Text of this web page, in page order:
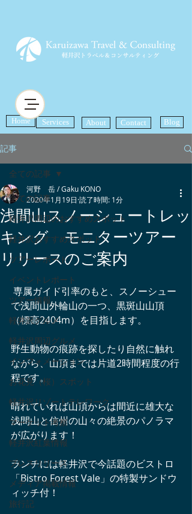
Home Services About Contact Blog
記事
全ての記事
軽井沢周辺のおすすめスポット
軽井沢おすすめスポット
ツアーレポート
イベントレポート
ツアー情報
軽井沢グルメ
軽井沢周辺グルメ
インフォメーション
お花見（桜）スポット
軽井沢リゾートテレワーク
マーケット考察
軽井沢紅葉情報
プレスリリース
メディア掲載情報
旅行記
全ての記事
浅間山スノーシュートレッ
キング モニターツアー
リリースのご案内
河野 岳 / Gaku KONO
2020年1月19日 読了時間: 1分
で浅間山外輪山の一つ、黒斑山山頂
（標高2404m）を目指します。
野生動物の痕跡を探したり自然に触れ
ながら、山頂までは片道2時間程度の行
程です。
晴れていれば山頂からは間近に雄大な
浅間山と信州の山々の絶景のパノラマ
が広がります！
ランチには軽井沢で今話題のビストロ
「Bistro Forest Vale」の特製サンドウ
ィッチ付！